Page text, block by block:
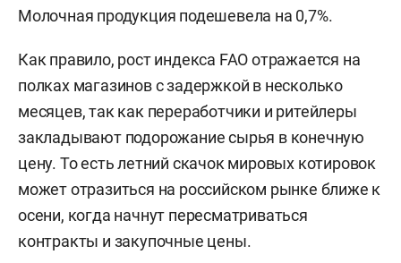
Молочная продукция подешевела на 0,7%.
Как правило, рост индекса FAO отражается на
полках магазинов с задержкой в несколько
месяцев, так как переработчики и ритейлеры
закладывают подорожание сырья в конечную
цену. То есть летний скачок мировых котировок
может отразиться на российском рынке ближе к
осени, когда начнут пересматриваться
контракты и закупочные цены.